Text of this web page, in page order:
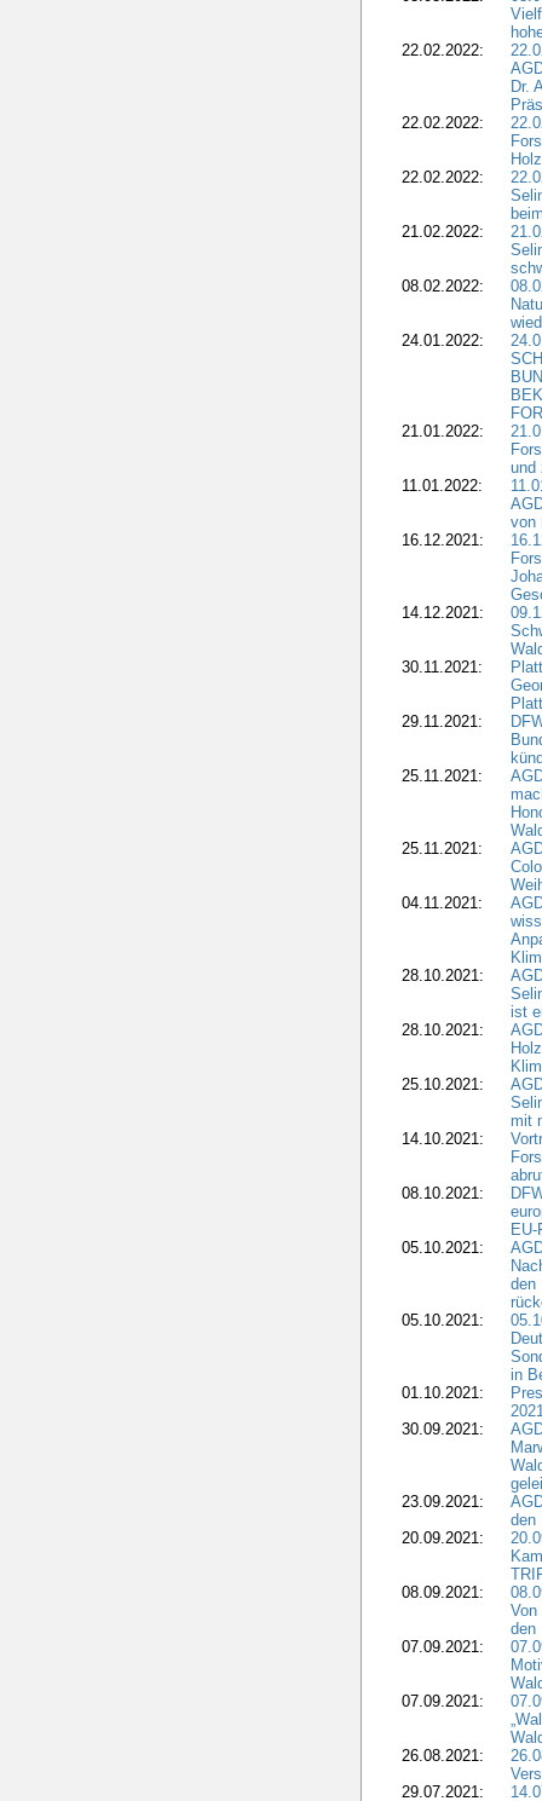
22.02.2022:
Dr.
22.02.2022:
22.02.2022:
21.02.2022:
08.02.2022:
24.01.2022:
21.01.2022:
und
11.01.2022:
von
16.12.2021:
14.12.2021:
30.11.2021:
29.11.2021:
25.11.2021:
25.11.2021:
04.11.2021:
28.10.2021:
ist
28.10.2021:
25.10.2021:
mit
14.10.2021:
08.10.2021:
05.10.2021:
den
05.10.2021:
in
01.10.2021:
30.09.2021:
23.09.2021:
den
20.09.2021:
08.09.2021:
den
07.09.2021:
07.09.2021:
26.08.2021:
29.07.2021: